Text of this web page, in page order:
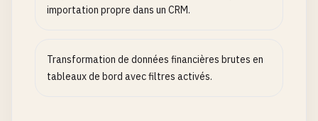
importation propre dans un CRM.
Transformation de données financières brutes en
tableaux de bord avec filtres activés.